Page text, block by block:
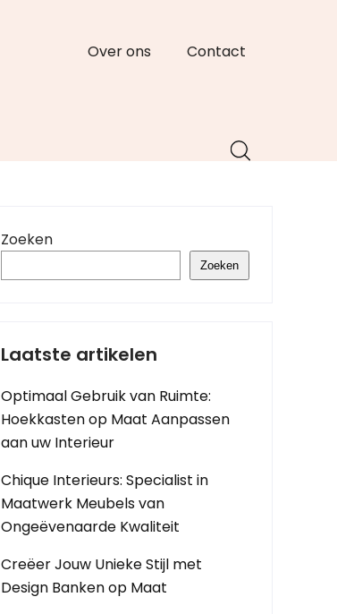
Over ons Contact
Zoeken
Zoeken
Laatste artikelen
Optimaal Gebruik van Ruimte:
Hoekkasten op Maat Aanpassen
aan uw Interieur
Chique Interieurs: Specialist in
Maatwerk Meubels van
Ongeëvenaarde Kwaliteit
Creëer Jouw Unieke Stijl met
Design Banken op Maat